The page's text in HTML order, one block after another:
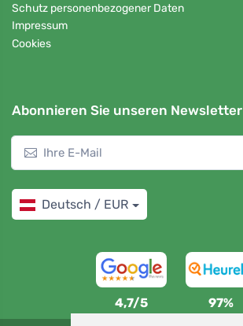
Schutz personenbezogener Daten
Impressum
Cookies
Abonnieren Sie unseren Newsletter
Deutsch / EUR
4,7/5 97%